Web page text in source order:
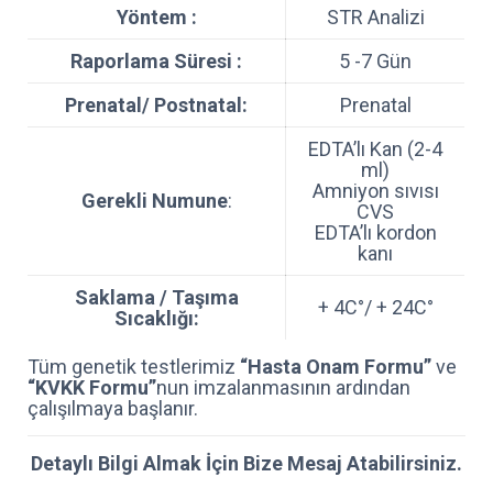
Yöntem :
STR Analizi
Raporlama Süresi :
5 -7 Gün
Prenatal/ Postnatal:
Prenatal
Gerekli Numune:
EDTA’lı Kan (2-4
ml)
Amniyon sıvısı
CVS
EDTA’lı kordon
kanı
Saklama / Taşıma
Sıcaklığı:
+ 4C°/ + 24C°
Tüm genetik testlerimiz “Hasta Onam Formu”ve
“KVKK Formu”nun imzalanmasının ardından
çalışılmaya başlanır.
Detaylı Bilgi Almak İçin Bize Mesaj Atabilirsiniz.